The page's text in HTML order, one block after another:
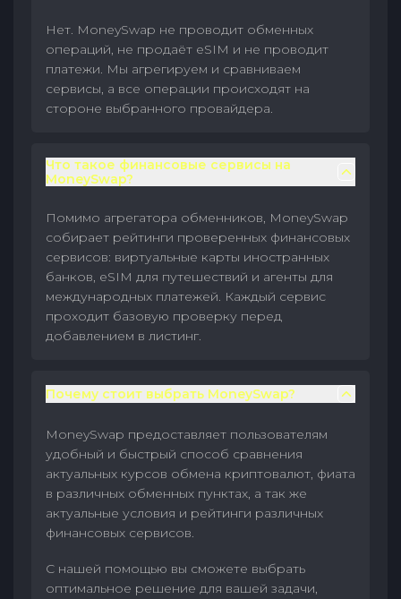
Нет. MoneySwap не проводит обменных
операций, не продаёт eSIM и не проводит
платежи. Мы агрегируем и сравниваем
сервисы, а все операции происходят на
стороне выбранного провайдера.
Что такое финансовые сервисы на
MoneySwap?
Помимо агрегатора обменников, MoneySwap
собирает рейтинги проверенных финансовых
сервисов: виртуальные карты иностранных
банков, eSIM для путешествий и агенты для
международных платежей. Каждый сервис
проходит базовую проверку перед
добавлением в листинг.
Почему стоит выбрать MoneySwap?
MoneySwap предоставляет пользователям
удобный и быстрый способ сравнения
актуальных курсов обмена криптовалют, фиата
в различных обменных пунктах, а так же
актуальные условия и рейтинги различных
финансовых сервисов.
С нашей помощью вы сможете выбрать
оптимальное решение для вашей задачи,